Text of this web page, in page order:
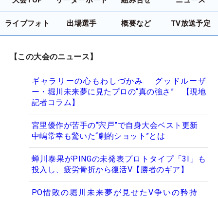
ライブフォト 出場選手 概要など TV放送予定
【この大会のニュース】
ギャラリーの心もわしづかみ グッドルーザ
ー・堀川未来夢に見たプロの“真の強さ” 【現地
記者コラム】
宮里優作が苦手の“宍戸”で自身大会ベスト更新
中嶋常幸も驚いた“劇的ショット”とは
蝉川泰果がPINGの未発表プロトタイプ「3I」も
投入し、疲労骨折から復活V【勝者のギア】
PO惜敗の堀川未来夢が見せたV争いの矜持